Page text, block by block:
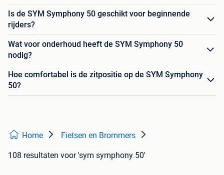
Is de SYM Symphony 50 geschikt voor beginnende
rijders?
Wat voor onderhoud heeft de SYM Symphony 50
nodig?
Hoe comfortabel is de zitpositie op de SYM Symphony
50?
Home Fietsen en Brommers
108 resultaten voor 'sym symphony 50'